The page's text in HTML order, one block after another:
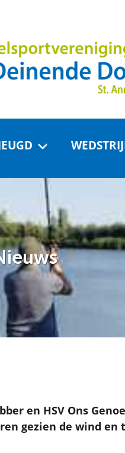
en HSV Ons
gezien de wind